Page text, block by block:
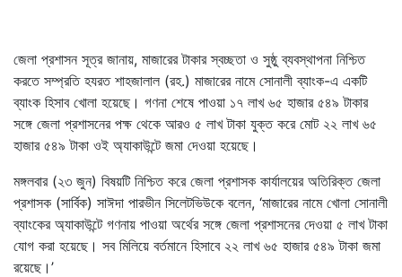
জেলা প্রশাসন সূত্র জানায়, মাজারের টাকার স্বচ্ছতা ও সুষ্ঠু ব্যবস্থাপনা নিশ্চিত
করতে সম্প্রতি হযরত শাহজালাল (রহ.) মাজারের নামে সোনালী ব্যাংক-এ একটি
ব্যাংক হিসাব খোলা হয়েছে। গণনা শেষে পাওয়া ১৭ লাখ ৬৫ হাজার ৫৪৯ টাকার
সঙ্গে জেলা প্রশাসনের পক্ষ থেকে আরও ৫ লাখ টাকা যুক্ত করে মোট ২২ লাখ ৬৫
হাজার ৫৪৯ টাকা ওই অ্যাকাউন্টে জমা দেওয়া হয়েছে।
মঙ্গলবার (২৩ জুন) বিষয়টি নিশ্চিত করে জেলা প্রশাসক কার্যালয়ের অতিরিক্ত জেলা
প্রশাসক (সার্বিক) সাঈদা পারভীন সিলেটভিউকে বলেন, ‘মাজারের নামে খোলা সোনালী
ব্যাংকের অ্যাকাউন্টে গণনায় পাওয়া অর্থের সঙ্গে জেলা প্রশাসনের দেওয়া ৫ লাখ টাকা
যোগ করা হয়েছে। সব মিলিয়ে বর্তমানে হিসাবে ২২ লাখ ৬৫ হাজার ৫৪৯ টাকা জমা
রয়েছে।’